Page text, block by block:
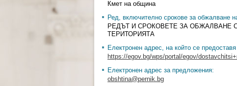
Кмет на община
Ред, включително срокове за обжалване
РЕДЪТ И СРОКОВЕТЕ ЗА ОБЖАЛВАНЕ
ТЕРИТОРИЯТА
Електронен адрес, на който се предоставя
https://egov.bg/wps/portal/egov/
Електронен адрес за предложения:
obshtina@pernik.bg